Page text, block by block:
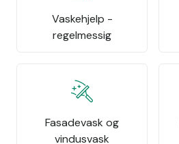
Vaskehjelp -
regelmessig
Fasadevask og
vindusvask